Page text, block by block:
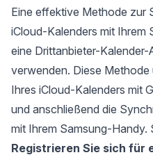
Eine effektive Methode zur
iCloud-Kalenders mit Ihrem
eine Drittanbieter-Kalender-
verwenden. Diese
Ihres iCloud-Kalenders mit
und anschließend die
mit Ihrem Samsung-Handy.
Registrieren Sie sich für